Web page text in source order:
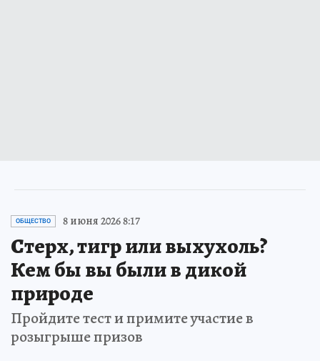
ОБЩЕСТВО 8 июня 2026 8:17
Стерх, тигр или выхухоль?
Кем бы вы были в дикой
природе
Пройдите тест и примите участие в
розыгрыше призов